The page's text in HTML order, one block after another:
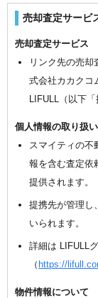
売却査定サービ
売却査定サービス
リンク先の売
式会社カカクコ
LIFULL（以下
個人情報の取り扱
スマイティの不
報を含む査定依
提供されます。
提携先が管理し
いられます。
詳細は LIFULL
（ https://
物件情報について